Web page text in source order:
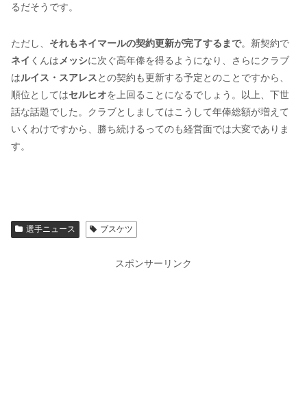
るだそうです。
ただし、 それもネイマールの契約更新が完了するまで。新契約で
ネイ くんは メッシに次ぐ高年俸を得るようになり、さらにクラブ
はルイス・スアレスとの契約も更新する予定とのことですから、
順位としてはセルヒオを上回ることになるでしょう。以上、下世
話な話題でした。クラブとしましてはこうして年俸総額が増えて
いくわけですから、勝ち続けるってのも経営面では大変でありま
す。
選手ニュース ブスケツ
スポンサーリンク